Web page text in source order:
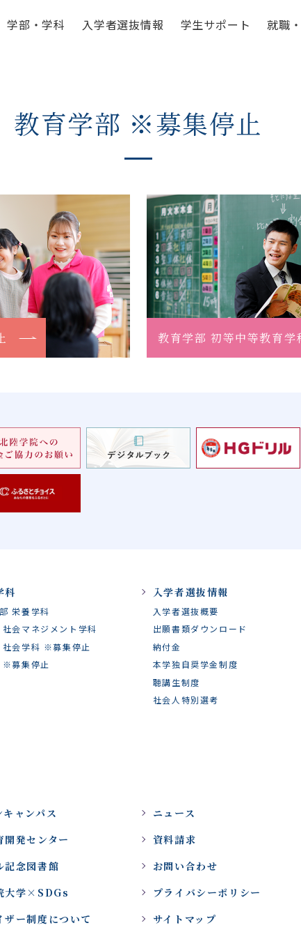
学部・学科 入学者選抜情報 学生サポート 就職
教育学部 ※募集停止
教育学部 初等中等教育
科
栄養学科
会マネジメント学科
社会学科 ※募集停止
※募集停止
入学者選抜情報
入学者選抜概要
出願書類ダウンロード
納付金
本学独自奨学金制度
聴講生制度
社会人特別選考
キャンパス
開発センター
記念図書館
大学×SDGs
ザー制度について
ニュース
資料請求
お問い合わせ
プライバシーポリシー
サイトマップ